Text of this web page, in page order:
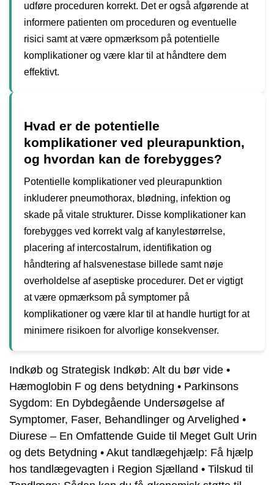
udføre proceduren korrekt. Det er også afgørende at
informere patienten om proceduren og eventuelle
risici samt at være opmærksom på potentielle
komplikationer og være klar til at håndtere dem
effektivt.
Hvad er de potentielle
komplikationer ved pleurapunktion,
og hvordan kan de forebygges?
Potentielle komplikationer ved pleurapunktion
inkluderer pneumothorax, blødning, infektion og
skade på vitale strukturer. Disse komplikationer kan
forebygges ved korrekt valg af kanylestørrelse,
placering af intercostalrum, identifikation og
håndtering af halsvenestase billede samt nøje
overholdelse af aseptiske procedurer. Det er vigtigt
at være opmærksom på symptomer på
komplikationer og være klar til at handle hurtigt for at
minimere risikoen for alvorlige konsekvenser.
Indkøb og Strategisk Indkøb: Alt du bør vide •
Hæmoglobin F og dens betydning • Parkinsons
Sygdom: En Dybdegående Undersøgelse af
Symptomer, Faser, Behandlinger og Arvelighed •
Diurese – En Omfattende Guide til Meget Gult Urin
og dets Betydning • Akut tandlægehjælp: Få hjælp
hos tandlægevagten i Region Sjælland • Tilskud til